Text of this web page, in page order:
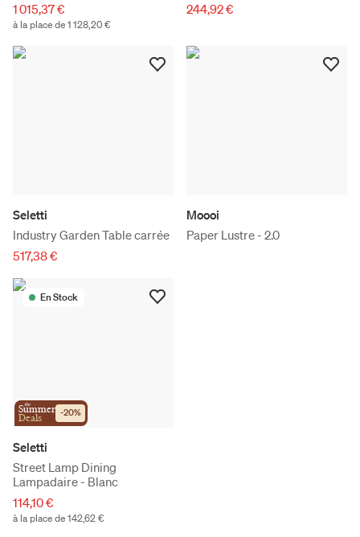
1 015,37 €
à la place de 1 128,20 €
244,92 €
Seletti
Industry Garden Table carrée
517,38 €
Moooi
Paper Lustre - 2.0
En Stock
the
Summer
Deals -20%
Seletti
Street Lamp Dining
Lampadaire - Blanc
114,10 €
à la place de 142,62 €